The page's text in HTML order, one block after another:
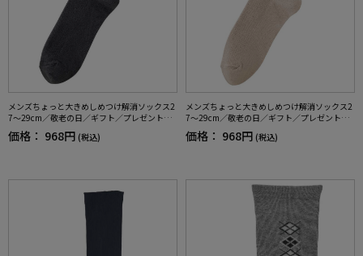
メンズちょっと大きめしめつけ解消ソックス2
7～29cm／敬老の日／ギフト／プレゼント【C
F】
価格： 968円 (税込)
メンズちょっと大きめしめつけ解消ソックス2
7～29cm／敬老の日／ギフト／プレゼント【C
F】
価格： 968円 (税込)